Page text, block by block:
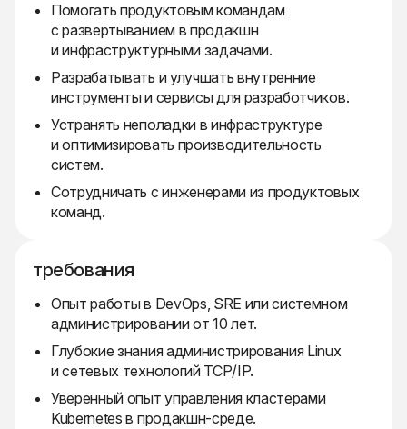
Помогать продуктовым командам
с развертыванием в продакшн
и инфраструктурными задачами.
Разрабатывать и улучшать внутренние
инструменты и сервисы для разработчиков.
Устранять неполадки в инфраструктуре
и оптимизировать производительность
систем.
Сотрудничать с инженерами из продуктовых
команд.
требования
Опыт работы в DevOps, SRE или системном
администрировании от 10 лет.
Глубокие знания администрирования Linux
и сетевых технологий TCP/IP.
Уверенный опыт управления кластерами
Kubernetes в продакшн-среде.